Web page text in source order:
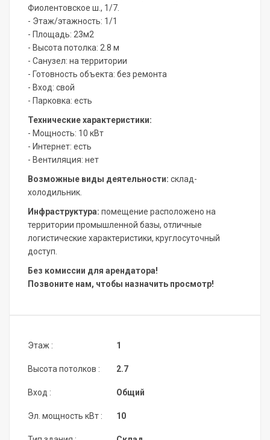
Фиолентовское ш., 1/7.
- Этаж/этажность: 1/1
- Площадь: 23м2
- Высота потолка: 2.8 м
- Санузел: на территории
- Готовность объекта: без ремонта
- Вход: свой
- Парковка: есть
Технические характеристики:
- Мощность: 10 кВт
- Интернет: есть
- Вентиляция: нет
Возможные виды деятельности: склад-
холодильник.
Инфраструктура: помещение расположено на
территории промышленной базы, отличные
логистические характеристики, круглосуточный
доступ.
Без комиссии для арендатора!
Позвоните нам, чтобы назначить просмотр!
Этаж :
Высота потолков :
Вход :
Эл. мощность кВт :
1
2.7
Общий
10